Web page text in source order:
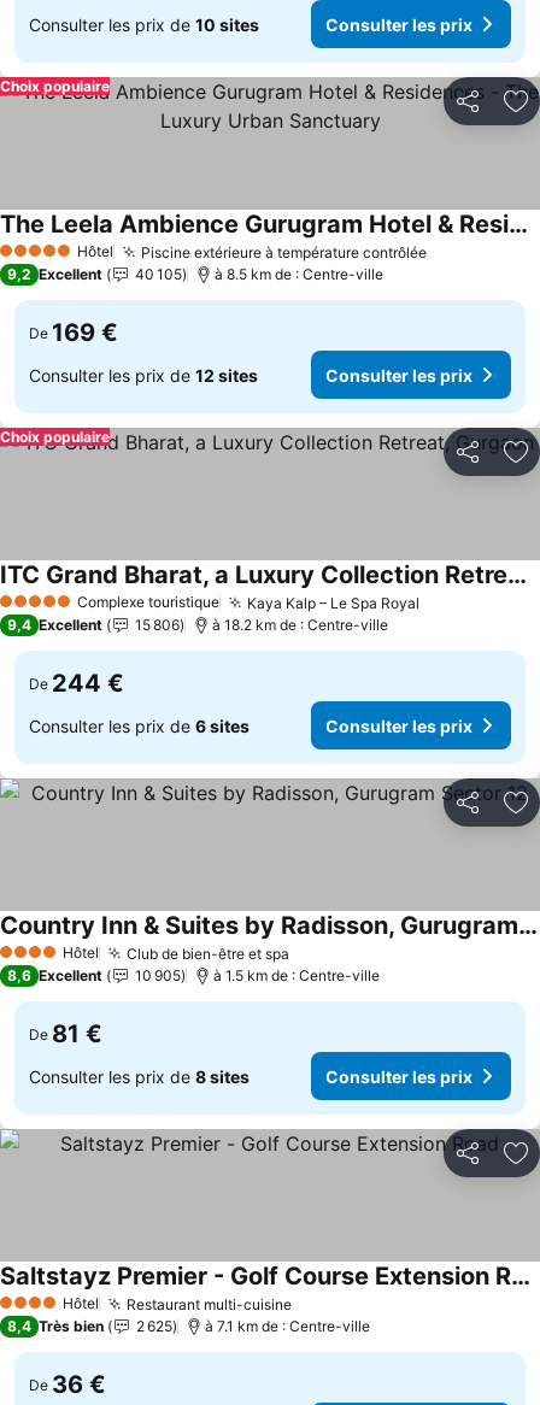
Consulter les prix de 10 sites Consulter les prix
Partager
Choix populaire
5 Étoiles Hôtel Piscine extérieure à température contrôlée
The Leela Ambience Gurugram Hotel & Residences - The Luxury Urban Sanctuary
9,2 Excellent 40 105 à 8.5 km de : Centre-ville
De 169 €
Consulter les prix de 12 sites Consulter les prix
Partager
Choix populaire
5 Étoiles Complexe touristique Kaya Kalp – Le Spa Royal
ITC Grand Bharat, a Luxury Collection Retreat, Gurgaon
9,4 Excellent 15 806 à 18.2 km de : Centre-ville
De 244 €
Consulter les prix de 6 sites Consulter les prix
Partager
4 Étoiles Hôtel Club de bien-être et spa
Country Inn & Suites by Radisson, Gurugram Sector 12
8,6 Excellent 10 905 à 1.5 km de : Centre-ville
De 81 €
Consulter les prix de 8 sites Consulter les prix
Partager
4 Étoiles Hôtel Restaurant multi-cuisine
Saltstayz Premier - Golf Course Extension Road
8,4 Très bien 2 625 à 7.1 km de : Centre-ville
De 36 €